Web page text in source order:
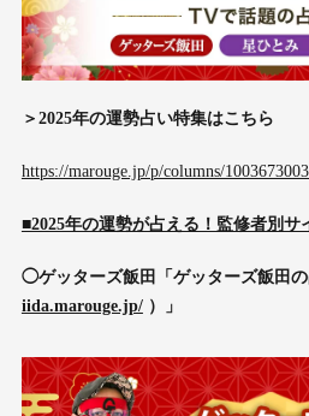
＞2025年の運勢占い特集はこちら
https://marouge.jp/p/columns/
■2025年の運勢が占える！監修者別サ
◯ゲッターズ飯田「ゲッターズ飯田
iida.marouge.jp/）」